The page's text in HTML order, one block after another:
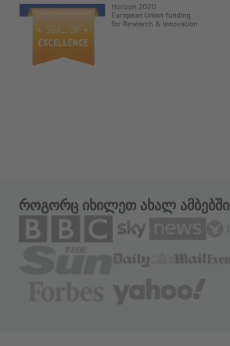
როგორც იხილეთ ახალ ამბებში